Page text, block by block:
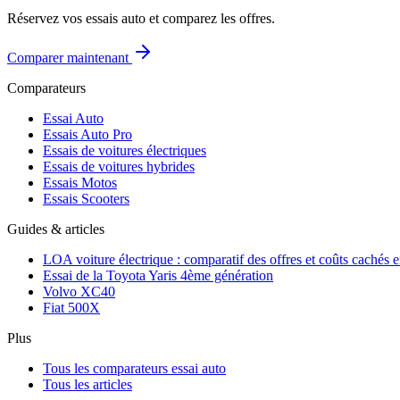
Réservez vos essais auto et comparez les offres.
Comparer maintenant
Comparateurs
Essai Auto
Essais Auto Pro
Essais de voitures électriques
Essais de voitures hybrides
Essais Motos
Essais Scooters
Guides & articles
LOA voiture électrique : comparatif des offres et coûts cachés
Essai de la Toyota Yaris 4ème génération
Volvo XC40
Fiat 500X
Plus
Tous les comparateurs essai auto
Tous les articles